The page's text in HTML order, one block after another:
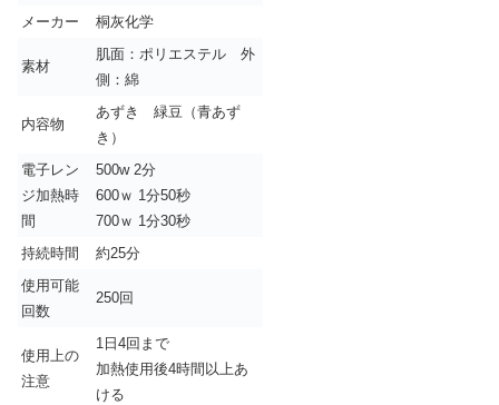
メーカー
桐灰化学
素材
肌面：ポリエステル 外
側：綿
内容物
あずき 緑豆（青あず
き）
電子レン
ジ加熱時
間
500w 2分
600ｗ 1分50秒
700ｗ 1分30秒
持続時間
約25分
使用可能
回数
250回
使用上の
注意
1日4回まで
加熱使用後4時間以上あ
ける